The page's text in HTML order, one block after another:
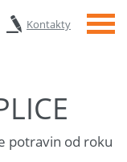
Kontakty Menu
potravin od roku